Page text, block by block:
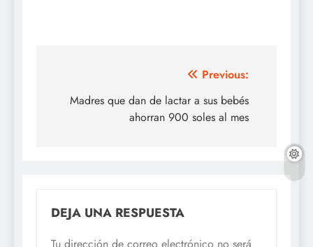
Previous:
Madres que dan de lactar a sus bebés
ahorran 900 soles al mes
DEJA UNA RESPUESTA
Tu dirección de correo electrónico no será